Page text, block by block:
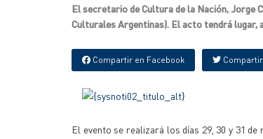
El secretario de Cultura de la Nación, Jorge
Culturales Argentinas). El acto tendrá lugar,
Compartir en Facebook
El evento se realizará los días 29, 30 y 31